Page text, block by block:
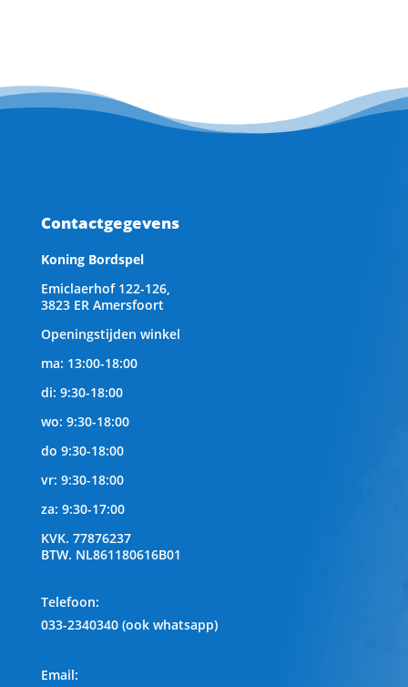
Contactgegevens
Koning Bordspel
Emiclaerhof 122-126,
3823 ER Amersfoort
Openingstijden winkel
ma: 13:00-18:00
di: 9:30-18:00
wo: 9:30-18:00
do 9:30-18:00
vr: 9:30-18:00
za: 9:30-17:00
KVK. 77876237
BTW. NL861180616B01
Telefoon:
033-2340340 (ook whatsapp)
Email: